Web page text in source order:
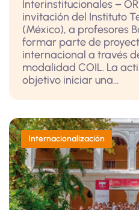
Interinstitucionales –
invitación del Instituto
(México), a profesores
formar parte de
internacional a través
modalidad COIL. La
objetivo iniciar una...
Internacionalización